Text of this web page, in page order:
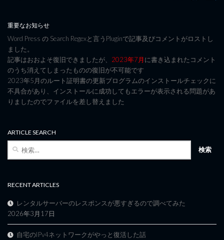
重要なお知らせ
Word Press の Search Regexと言うPluginで記事及びコメントがロストし
ました。
記事はおおよそ復旧できましたが、 2023年7月に書き込まれたコメント
のうち消えてしまったものの復旧が不可能です
2023年5月のルート証明書の更新プログラムのインストールチェックに
不具合があり、インストールに成功してもエラーが表示される問題があ
りましたのでファイルを差し替えました
ARTICLE SEARCH
RECENT ARTICLES
レンタルサーバーのレスポンスが悪すぎるので調べてみた
2026年3月17日
自宅のIPv4ネットワークがやっと復活した話